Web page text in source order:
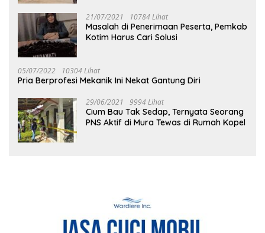
21/07/2021 10784 Lihat
Masalah di Penerimaan Peserta, Pemkab
Kotim Harus Cari Solusi
05/07/2022 10304 Lihat
Pria Berprofesi Mekanik Ini Nekat Gantung Diri
29/06/2021 9994 Lihat
Cium Bau Tak Sedap, Ternyata Seorang
PNS Aktif di Mura Tewas di Rumah Kopel